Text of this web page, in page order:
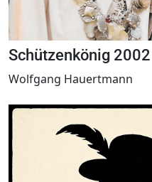
Schützenkönig 2002
Wolfgang Hauertmann